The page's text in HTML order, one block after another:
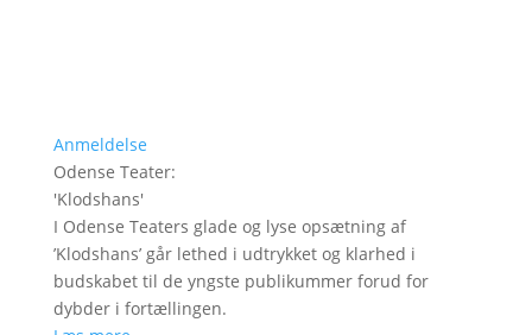
Anmeldelse
Odense Teater:
'Klodshans'
I Odense Teaters glade og lyse opsætning af
’Klodshans’ går lethed i udtrykket og klarhed i
budskabet til de yngste publikummer forud for
dybder i fortællingen.